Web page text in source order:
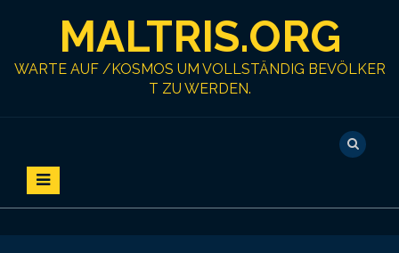
MALTRIS.ORG
WARTE AUF /KOSMOS UM VOLLSTÄNDIG BEVÖLKER
T ZU WERDEN.